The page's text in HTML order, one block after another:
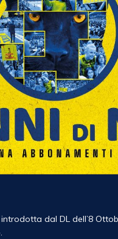
dal DL dell’8